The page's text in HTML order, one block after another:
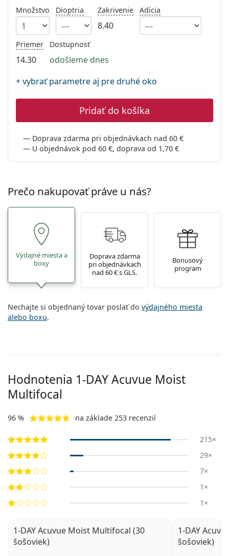
Všetky značky
Persol
Prada
Všetky značky
Všetky roztoky
Množstvo Dioptria Zakrivenie
8.40
Adícia
Priemer
14.30
Dostupnosť
odošleme dnes
+ vybrať parametre aj pre druhé oko
Pridať do košíka
Doprava zdarma pri objednávkach nad 60 €
U objednávok pod 60 €, doprava od 1,70 €
Prečo nakupovať práve u nás?
Výdajné miesta a
boxy
Doprava zdarma
pri objednávkach
nad 60 € s GLS.
Bonusový
program
Nechajte si objednaný tovar poslať do výdajného miesta
alebo boxu.
Hodnotenia 1-DAY Acuvue Moist
Multifocal
96 % na základe 253 recenzií
215×
29×
7×
1×
1×
1-DAY Acuvue Moist Multifocal (30
šošoviek)
1-DAY
šošoviek)